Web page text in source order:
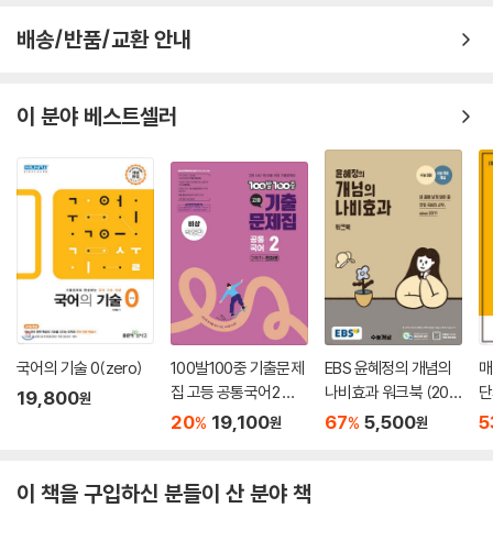
배송/반품/교환 안내
이 분야 베스트셀러
국어의 기술 0(zero)
19,800원
100발100중 기출문제
집 고등 공통국어2 비
상 박영민 (2026년용)
20% 19,100원
EBS 윤혜정의 개념의
나비효과 워크북 (202
5년용)
67% 5,500원
이 책을 구입하신 분들이 산 분야 책